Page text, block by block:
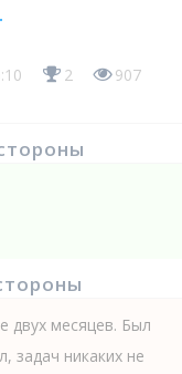
2 907
двух месяцев. Был
задач никаких не